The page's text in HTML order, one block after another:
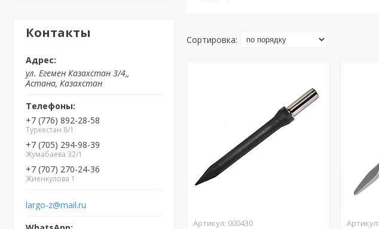
Контакты
ул. Егемен Казахстан 3/4,,
Астана, Казахстан
+7 (776) 892-28-58
Туркестан 8/1
+7 (705) 294-98-39
Жумабаева 32/1
+7 (707) 270-24-36
Жиенкулова 1
largo-z@mail.ru
000430